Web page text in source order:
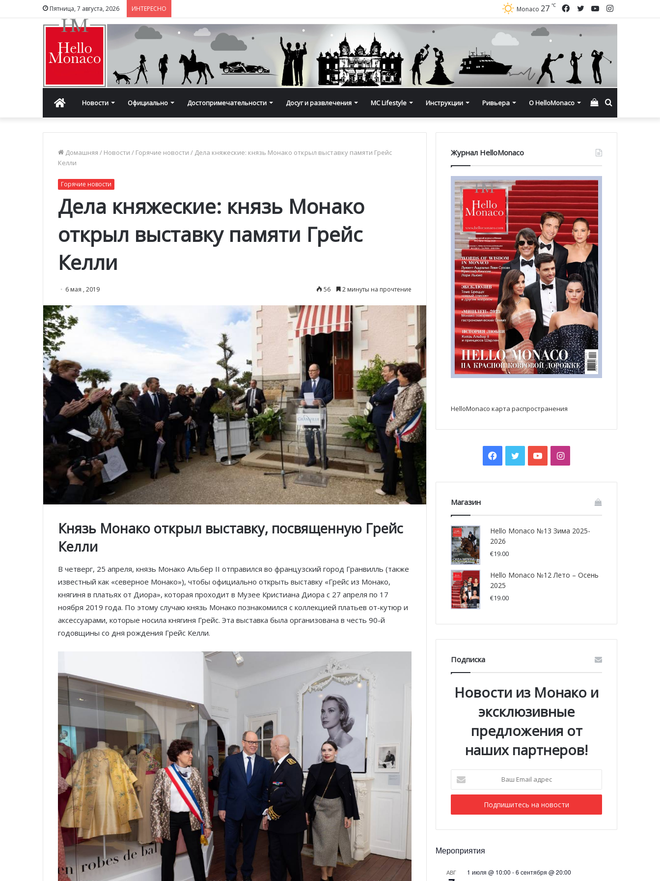
Пятница, 7 августа, 2026 ИНТЕРЕСНО Instagram
YouTube
Twitter
Facebook
Monaco 27 ℃
ГлавнаяНовости Официально Достопримечательности Досуг и развлечения MC Lifestyle Инструкции Ривьера О HelloMonaco Смотреть
корзину
Домашняя / Новости / Горячие новости / Дела княжеские: князь Монако открыл выставку памяти Грейс
Келли
Горячие новости
Дела княжеские: князь Монако
открыл выставку памяти Грейс
Келли
6 мая , 2019 56 2 минуты на прочтение
Князь Монако открыл выставку, посвященную Грейс
Келли
В четверг, 25 апреля, князь Монако Альбер II отправился во французский город Гранвилль (также
известный как «северное Монако»), чтобы официально открыть выставку «Грейс из Монако,
княгиня в платьях от Диора», которая проходит в Музее Кристиана Диора с 27 апреля по 17
ноября 2019 года. По этому случаю князь Монако познакомился с коллекцией платьев от-кутюр и
аксессуарами, которые носила княгиня Грейс. Эта выставка была организована в честь 90-й
годовщины со дня рождения Грейс Келли.
Журнал HelloMonaco
HelloMonaco карта распространения
Facebook
TwitterYouTubeInstagram
Магазин
Hello Monaco №13 Зима 2025-
2026
€19.00
Hello Monaco №12 Лето – Осень
2025
€19.00
Подписка
Новости из Монако и
эксклюзивные
предложения от
наших партнеров!
Email
адрес
Мероприятия
АВГ 1 июля @ 10:00 -6 сентября @ 20:00